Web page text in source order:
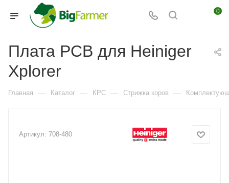
0
Плата PCB для Heiniger
Xplorer
Главная — Каталог — КРС — Стрижка коров —
Артикул: 708-480